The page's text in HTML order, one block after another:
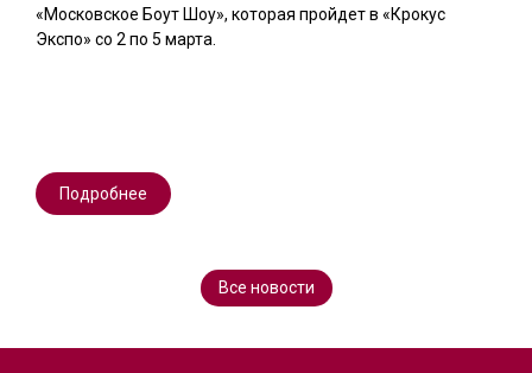
«Московское Боут Шоу», которая пройдет в «Крокус
Экспо» со 2 по 5 марта.
Подробнее
Все новости